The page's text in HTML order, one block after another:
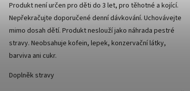
Produkt není určen pro děti do 3 let, pro těhotné a kojící.
Nepřekračujte doporučené denní dávkování. Uchovávejte
mimo dosah dětí. Produkt neslouží jako náhrada pestré
stravy. Neobsahuje kofein, lepek, konzervační látky,
barviva ani cukr.
Doplněk stravy